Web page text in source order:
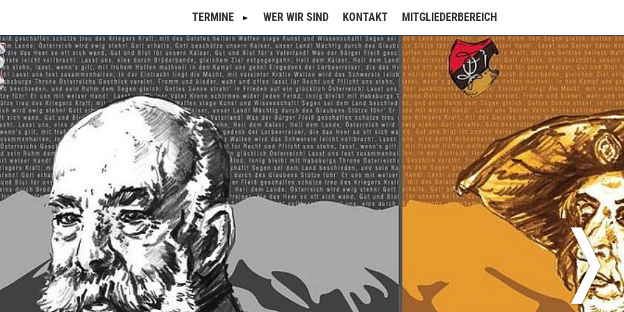
TERMINE
Kalender
Semesterprogramm
WER WIR SIND KONTAKT MITGLIEDERBEREICH
❭